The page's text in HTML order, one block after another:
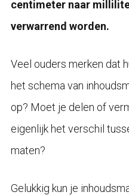
centimeter naar
verwarrend worden.
Veel ouders merken dat
het schema van
op? Moet je delen of
eigenlijk het verschil
maten?
Gelukkig kun je